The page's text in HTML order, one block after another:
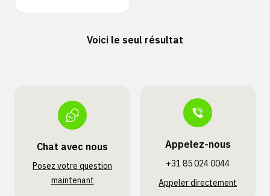
Voici le seul résultat
Chat avec nous
Posez votre question
maintenant
Appelez-nous
+31 85 024 0044
Appeler directement